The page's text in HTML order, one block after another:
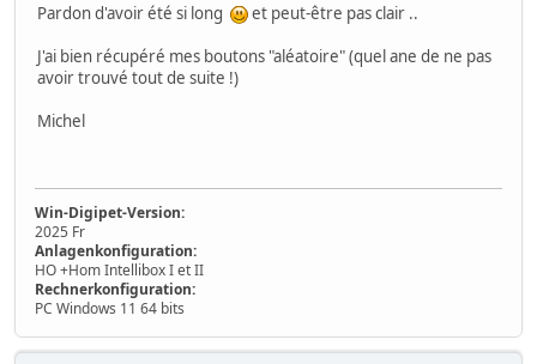
Pardon d'avoir été si long
et peut-être pas clair ..
J'ai bien récupéré mes boutons "aléatoire" (quel ane de ne pas
avoir trouvé tout de suite !)
Michel
Win-Digipet-Version:
2025 Fr
Anlagenkonfiguration:
HO +Hom Intellibox I et II
Rechnerkonfiguration:
PC Windows 11 64 bits